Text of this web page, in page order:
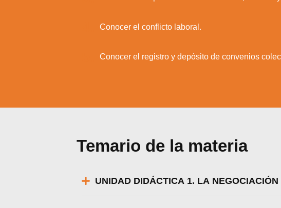
Conocer el conflicto laboral.
Conocer el registro y depósito de convenios
Temario de la materia
UNIDAD DIDÁCTICA 1. LA NEGOCIACIÓN